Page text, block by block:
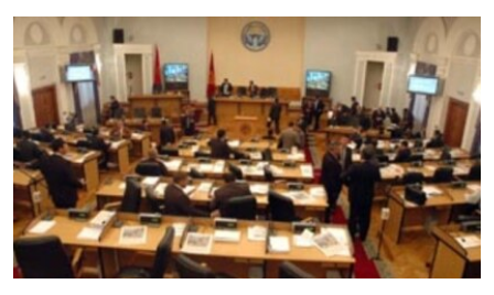
ДАНИСТЕ
ЭЖЕ-СИҢДИЛЕР
АЗАТТЫК+
ЫҢГАЙСЫЗ СУРООЛОР
Русский
ОНЛАЙН ШЕРИНЕ
ЭЕ/АРнун бардык сайттары